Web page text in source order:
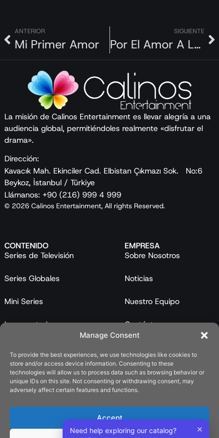
Manage Consent
To provide the best experiences, we use technologies like cookies to
store and/or access device information. Consenting to these
technologies will allow us to process data such as browsing behavior or
unique IDs on this site. Not consenting or withdrawing consent, may
adversely affect certain features and functions.
Accept
ANTERIOR
Mi Primer Amor
SIGUIENTE
Por El Amor A La Justicia
La misión de Calinos Entertainment es llevar alegría a una
audiencia global, permitiéndoles realmente «disfrutar el
drama».
Dirección:
Kavacık Mah. Ekinciler Cad. Elbistan Çıkmazı Sok. No:6
Beykoz, İstanbul / Türkiye
Llámanos: +90 (216) 999 4 999
© 2026 Calinos Entertainment, All rights Reserved.
CONTENIDO
Series de Televisión
Series Globales
Mini Series
Largometrajes
Catálogo
EMPRESA
Sobre Nosotros
Noticias
Nuestro Equipo
Contáctanos
LEGAL
Política de Cookies (UE)
Need help exploring our catalog?
×